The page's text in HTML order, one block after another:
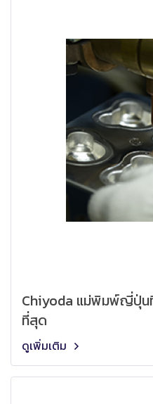
Chiyoda แม่พิมพ์ญี่ปุ่น
ที่สุด
ดูเพิ่มเติม